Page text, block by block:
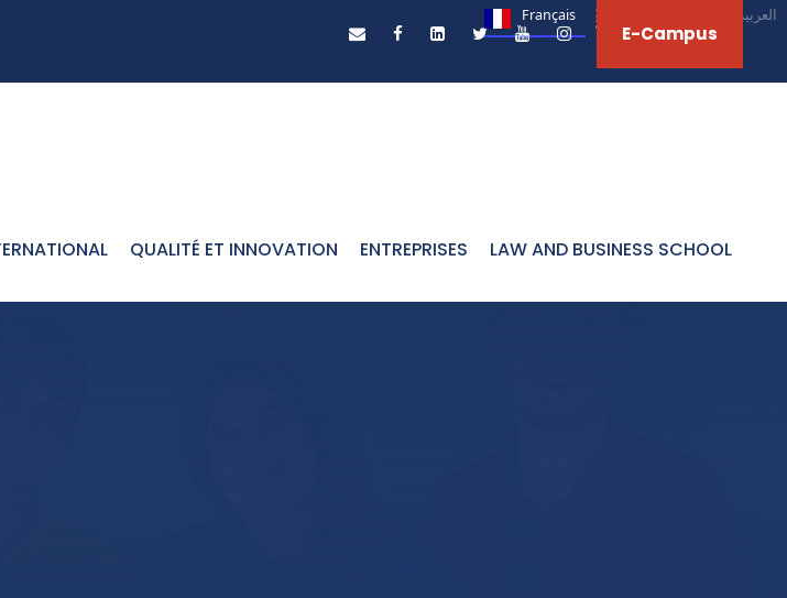
Français العربية‏
E-Campus
QUALITÉ ET INNOVATION ENTREPRISES LAW AND BUSINESS SCHOOL